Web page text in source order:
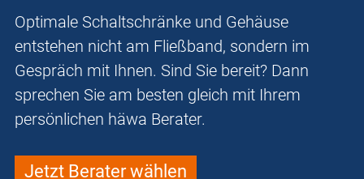
Optimale Schaltschränke und Gehäuse
entstehen nicht am Fließband, sondern im
Gespräch mit Ihnen. Sind Sie bereit? Dann
sprechen Sie am besten gleich mit Ihrem
persönlichen häwa Berater.
Jetzt Berater wählen